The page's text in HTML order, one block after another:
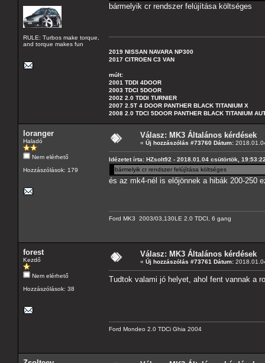
RULE: Turbos make torque,
and torque makes fun
bármelyik cr rendszer felújítása költséges
2019 NISSAN NAVARA NP300
2017 CITROEN C3 VAN
múlt:
2001 TDDI 4DOOR
2003 TDCI 5DOOR
2002 2.0 TDDI TURNIER
2007 2.5T 4 DOOR PANTHER BLACK TITANIUM X
2008 2.0 TDCI 5DOOR PANTHER BLACK TITANIUM
loranger
Haladó
Nem elérhető
Hozzászólások: 179
Válasz: MK3 Általános kérdések
« Új hozzászólás #73760 Dátum:
Idézetet írta: HZsolt92 - 2018.01.04 csütörtök,
bármelyik cr rendszer felújítása költséges
és az mk4-nél is előjönnek a hibák 200-250
Ford MK3 2003/03,130LE 2.0 TDCI, 6 gang
forest
Kezdő
Nem elérhető
Hozzászólások: 38
Válasz: MK3 Általános kérdések
« Új hozzászólás #73761 Dátum:
Tudtok valami jó helyet, ahol fent vannak a
Ford Mondeo 2.0 TDCi Ghia 2004